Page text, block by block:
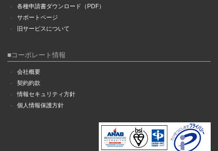
各種申請書ダウンロード（PDF）
サポートページ
旧サービスについて
■コーポレート情報
会社概要
契約約款
情報セキュリティ方針
個人情報保護方針